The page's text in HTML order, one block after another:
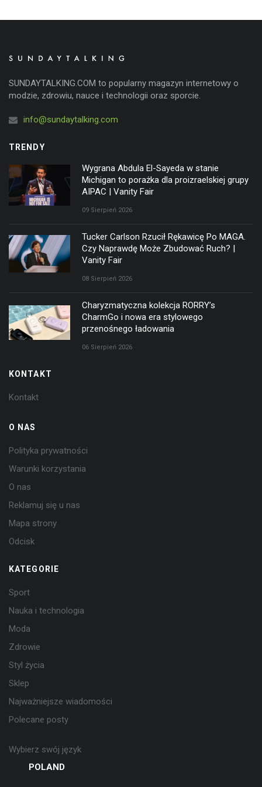
SUNDAYTALKING.COM to popularny magazyn internetowy o
modzie, zdrowiu, nauce i technologii oraz sporcie.
info@sundaytalking.com
TRENDY
Wygrana Abdula El-Sayeda w stanie
Michigan to porażka dla proizraelskiej grupy
AIPAC | Vanity Fair
09 Sierpień 2026
Tucker Carlson Rzucił Rękawicę Po MAGA.
Czy Naprawdę Może Zbudować Ruch? |
Vanity Fair
08 Sierpień 2026
Charyzmatyczna kolekcja RORRY’s
CharmGo i nowa era stylowego
przenośnego ładowania
06 Sierpień 2026
KONTAKT
Kontakt
O NAS
Polityka prywatności
Warunki korzystania
O nas
Reklamuj się u nas
Mapa strony
Odcisk
KATEGORIE
Sport
Nauka i technologia
Moda
Zdrowie
Styl życia
Sklep
Najważniejsze wiadomości
Polecane posty
Wybierz swój język
POLAND